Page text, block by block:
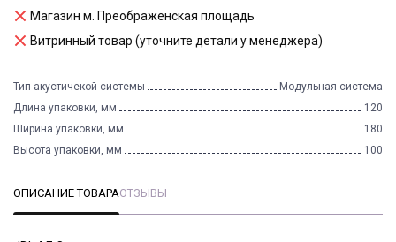
Магазин м. Преображенская площадь
Витринный товар (уточните детали у менеджера)
Тип акустичекой системы
Модульная система
Длина упаковки, мм
120
Ширина упаковки, мм
180
Высота упаковки, мм
100
ОПИСАНИЕ ТОВАРАОТЗЫВЫ